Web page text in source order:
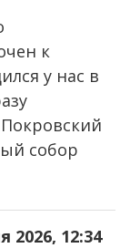
к
у нас в
собор
2026, 12:34